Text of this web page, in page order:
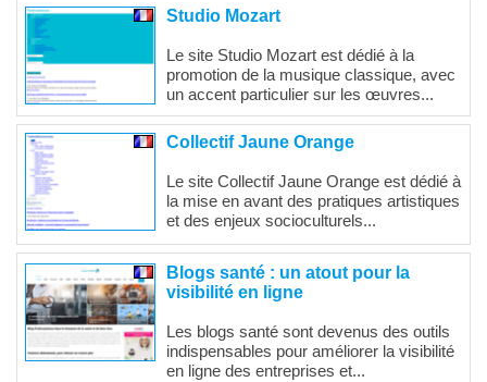
Studio Mozart
Le site Studio Mozart est dédié à la
promotion de la musique classique, avec
un accent particulier sur les œuvres...
Collectif Jaune Orange
Le site Collectif Jaune Orange est dédié à
la mise en avant des pratiques artistiques
et des enjeux socioculturels...
Blogs santé : un atout pour la
visibilité en ligne
Les blogs santé sont devenus des outils
indispensables pour améliorer la visibilité
en ligne des entreprises et...